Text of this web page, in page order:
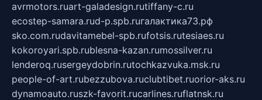
avrmotors.ruart-galadesign.rutiffany-c.ru
ecostep-samara.rud-p.spb.ruгалактика73.рф
sko.com.rudavitamebel-spb.rufotsis.rutesiaes.ru
kokoroyari.spb.rublesna-kazan.rumossilver.ru
lenderoq.rusergeydobrin.rutochkazvuka.msk.ru
people-of-art.rubezzubova.ruclubtibet.ruorior-aks.ru
dynamoauto.ruszk-favorit.rucarlines.ruflatnsk.ru